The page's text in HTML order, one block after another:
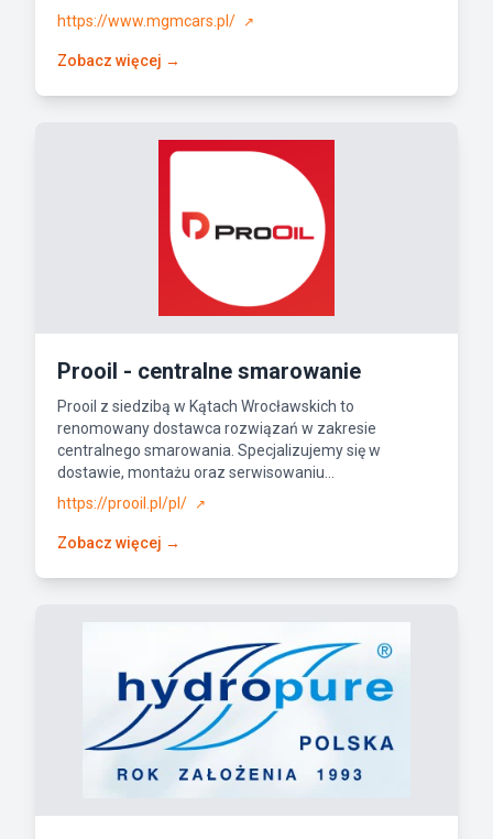
https://www.mgmcars.pl/
↗
Zobacz więcej →
Prooil - centralne smarowanie
Prooil z siedzibą w Kątach Wrocławskich to
renomowany dostawca rozwiązań w zakresie
centralnego smarowania. Specjalizujemy się w
dostawie, montażu oraz serwisowaniu...
https://prooil.pl/pl/
↗
Zobacz więcej →